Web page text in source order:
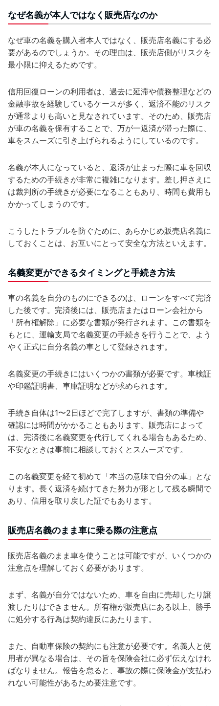
なぜ名義が本人ではなく販売店なのか
なぜ車の名義を購入者本人ではなく、販売店名義にする必
要があるのでしょうか。その理由は、販売店側がリスクを
最小限に抑えるためです。
信用回復ローンの利用者は、過去に延滞や債務整理などの
金融事故を経験しているケースが多く、返済不能のリスク
が通常よりも高いと見なされています。そのため、販売店
が車の名義を保有することで、万が一返済が滞った際に、
車をスムーズに引き上げられるようにしているのです。
名義が本人になっていると、返済が止まった際に車を回収
するための手続きが非常に複雑になります。差し押さえに
は裁判所の手続きが必要になることもあり、時間も費用も
かかってしまうのです。
こうしたトラブルを防ぐために、あらかじめ販売店名義に
しておくことは、お互いにとって安全な方法といえます。
名義変更ができるタイミングと手続き方法
車の名義を自分のものにできるのは、ローンをすべて完済
した後です。完済後には、販売店またはローン会社から
「所有権解除」に必要な書類が発行されます。この書類を
もとに、運輸支局で名義変更の手続きを行うことで、よう
やく正式に自分名義の車として登録されます。
名義変更の手続きにはいくつかの書類が必要です。車検証
や印鑑証明書、車庫証明などが求められます。
手続き自体は1〜2日ほどで完了しますが、書類の準備や
確認には時間がかかることもあります。販売店によって
は、完済後に名義変更を代行してくれる場合もあるため、
不安なときは事前に相談しておくとスムーズです。
この名義変更を経て初めて「本当の意味で自分の車」とな
ります。長く返済を続けてきた努力が形として残る瞬間で
あり、信用を取り戻した証でもあります。
販売店名義のまま車に乗る際の注意点
販売店名義のまま車を使うことは可能ですが、いくつかの
注意点を理解しておく必要があります。
まず、名義が自分ではないため、車を自由に売却したり譲
渡したりはできません。所有権が販売店にある以上、勝手
に処分する行為は契約違反にあたります。
また、自動車保険の契約にも注意が必要です。名義人と使
用者が異なる場合は、その旨を保険会社に必ず伝えなけれ
ばなりません。報告を怠ると、事故の際に保険金が支払わ
れない可能性があるため要注意です。